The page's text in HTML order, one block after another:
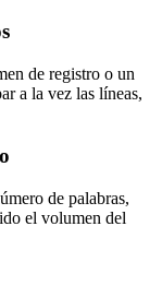
de registro o un
a la vez las líneas,
de palabras,
el volumen del